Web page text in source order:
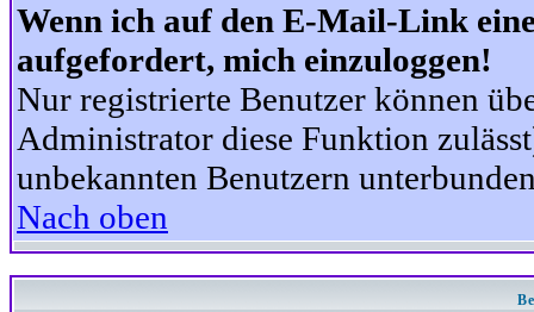
Wenn ich auf den E-Mail-Link
aufgefordert, mich einzuloggen!
Nur registrierte Benutzer können
Administrator diese Funktion
unbekannten Benutzern
Nach oben